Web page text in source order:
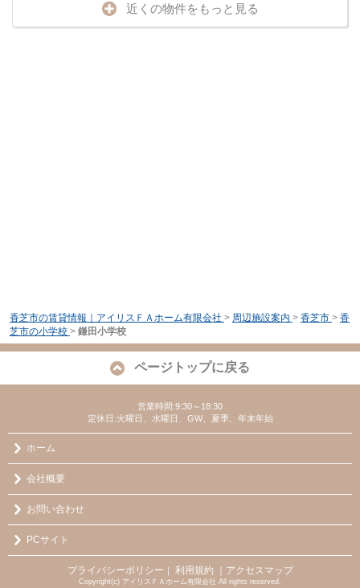
近くの物件をもっと見る
香芝市の賃貸情報｜アイリスＦＡホーム有限会社 > 周辺施設案内 > 香芝市 > 香
芝市の小学校 > 鎌田小学校
ページトップに戻る
営業時間:9:30～18:30
定休日:火曜日、水曜日、GW、夏季、年末年始
ホーム
会社概要
お問い合わせ
PCサイト
プライバシーポリシー ｜ 利用規約 ｜アクセスマップ
Copyright(c) アイリスＦＡホーム有限会社 All rights reserved.